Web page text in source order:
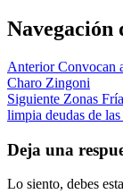
Navegación
Anterior Convocan
Charo Zingoni
Siguiente Zonas
limpia deudas de
Deja una
Lo siento, debes